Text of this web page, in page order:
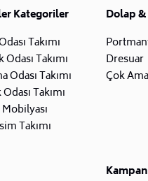
Kategoriler
Takımı
Takımı
Odası Takımı
Takımı
Takımı
Dolap
Dresuar
Çok